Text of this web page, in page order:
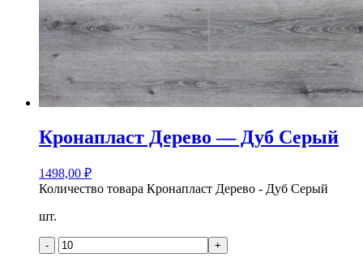
Кронапласт Дерево — Дуб Серый
1498,00 ₽
Количество товара Кронапласт Дерево - Дуб Серый
шт.
- +